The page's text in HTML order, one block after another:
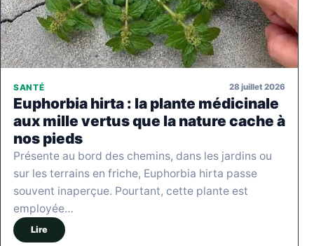
SANTÉ 28 juillet 2026
Euphorbia hirta : la plante médicinale
aux mille vertus que la nature cache à
nos pieds
Présente au bord des chemins, dans les jardins ou
sur les terrains en friche, Euphorbia hirta passe
souvent inaperçue. Pourtant, cette plante est
employée…
Lire